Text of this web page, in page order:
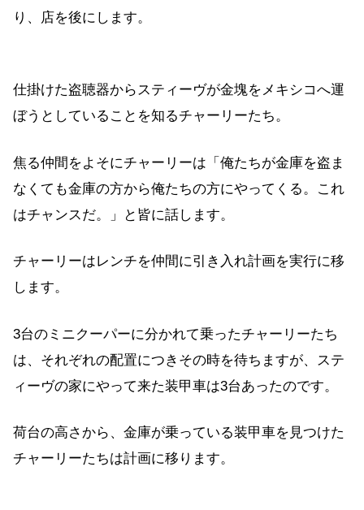
り、店を後にします。
仕掛けた盗聴器からスティーヴが金塊をメキシコへ運
ぼうとしていることを知るチャーリーたち。
焦る仲間をよそにチャーリーは「俺たちが金庫を盗ま
なくても金庫の方から俺たちの方にやってくる。これ
はチャンスだ。」と皆に話します。
チャーリーはレンチを仲間に引き入れ計画を実行に移
します。
3台のミニクーパーに分かれて乗ったチャーリーたち
は、それぞれの配置につきその時を待ちますが、ステ
ィーヴの家にやって来た装甲車は3台あったのです。
荷台の高さから、金庫が乗っている装甲車を見つけた
チャーリーたちは計画に移ります。